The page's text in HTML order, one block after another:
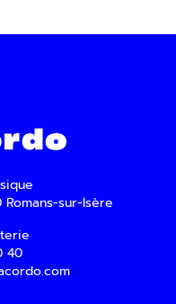
sur-Isère
40
en nous